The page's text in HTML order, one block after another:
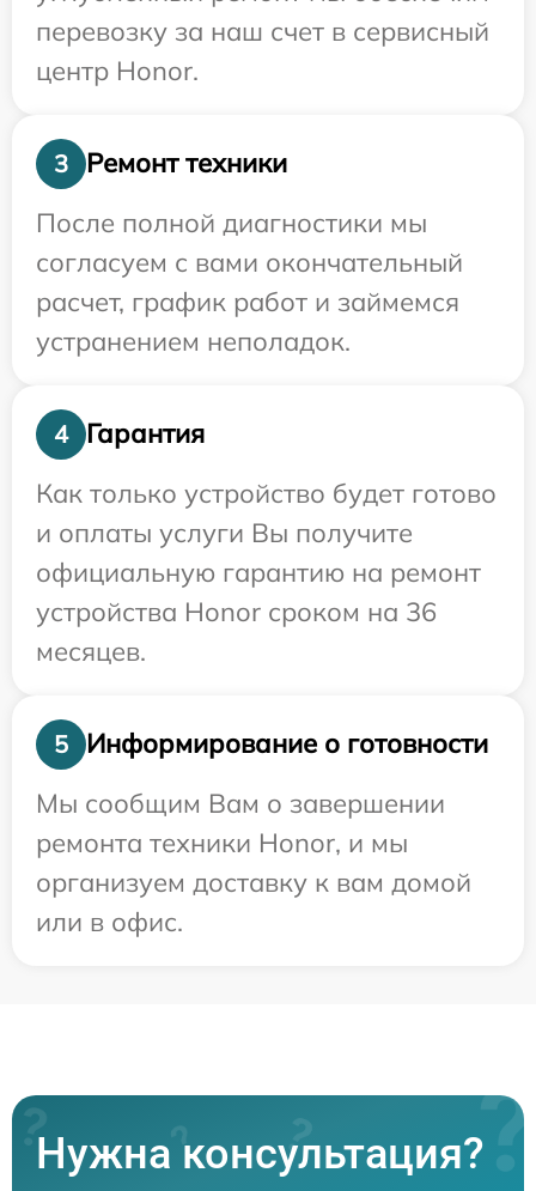
перевозку за наш счет в сервисный
центр Honor.
3
Ремонт техники
После полной диагностики мы
согласуем с вами окончательный
расчет, график работ и займемся
устранением неполадок.
4
Гарантия
Как только устройство будет готово
и оплаты услуги Вы получите
официальную гарантию на ремонт
устройства Honor сроком на 36
месяцев.
5
Информирование о готовности
Мы сообщим Вам о завершении
ремонта техники Honor, и мы
организуем доставку к вам домой
или в офис.
Нужна консультация?